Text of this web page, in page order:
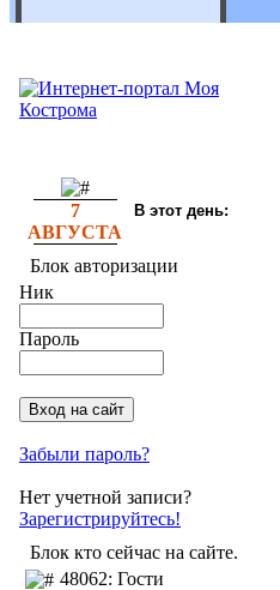
7
АВГУСТА
В этот день:
Блок авторизации
Ник
Пароль
Забыли пароль?
Нет учетной записи?
Зарегистрируйтесь!
Блок кто сейчас на сайте.
48062: Гости